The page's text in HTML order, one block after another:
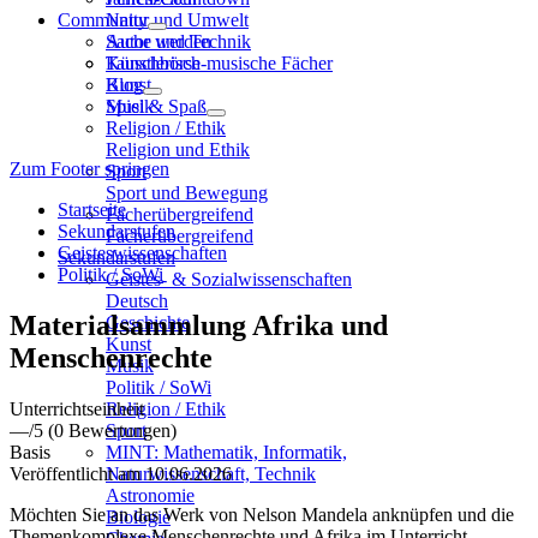
Natur und Umwelt
Sache und Technik
Künstlerisch-musische Fächer
Kunst
Musik
Religion / Ethik
Religion und Ethik
Sport
Sport und Bewegung
Fächerübergreifend
Fächerübergreifend
Sekundarstufen
Geistes- & Sozialwissenschaften
Deutsch
Geschichte
Kunst
Musik
Politik / SoWi
Religion / Ethik
Sport
MINT: Mathematik, Informatik,
Naturwissenschaft, Technik
Astronomie
Biologie
Community
Autor werden
Tauschbörse
Blog
Spiel & Spaß
Zum Footer springen
Startseite
Sekundarstufen
Geisteswissenschaften
Politik / SoWi
Materialsammlung Afrika und
Menschenrechte
Unterrichtseinheit
—/5 (0 Bewertungen)
Basis
Veröffentlicht am 10.06.2026
Möchten Sie an das Werk von Nelson Mandela anknüpfen und die